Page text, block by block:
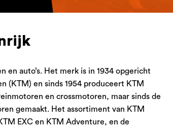
auto’s. Het merk is in 1934 opgericht
(KTM) en sinds 1954 produceert KTM
en crossmotoren, maar sinds de
gemaakt. Het assortiment van KTM
EXC en KTM Adventure, en de